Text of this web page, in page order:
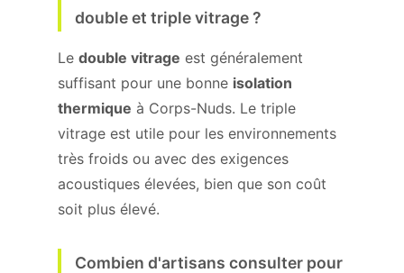
double et triple vitrage ?
Le double vitrage est généralement
suffisant pour une bonne isolation
thermique à Corps-Nuds. Le triple
vitrage est utile pour les environnements
très froids ou avec des exigences
acoustiques élevées, bien que son coût
soit plus élevé.
Combien d'artisans consulter pour